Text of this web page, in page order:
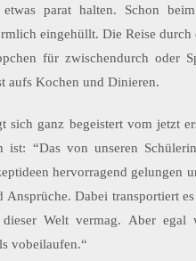
parat halten. Schon
eingehüllt. Die Reise
für zwischendurch oder
aufs Kochen und Dinieren.
ganz begeistert vom jetzt
“Das von unseren
hervorragend gelungen
Dabei transportiert
Welt vermag. Aber egal
vobeilaufen.“